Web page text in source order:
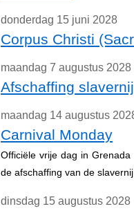
donderdag 15 juni 2028
Corpus Christi
maandag 7 augustus 2028
Afschaffing slavernij
maandag 14 augustus
Carnival Monday
Officiële vrije dag in
de afschaffing van de
dinsdag 15 augustus 2028